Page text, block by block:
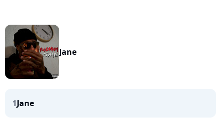
Jane
1Jane